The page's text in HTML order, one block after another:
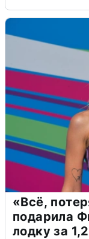
«Всё,
подарила
лодку за